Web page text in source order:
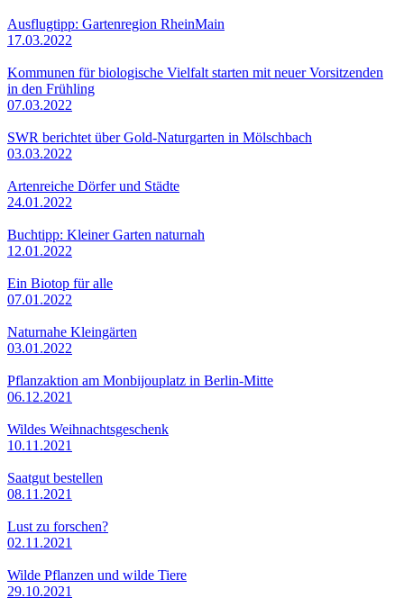
Ausflugtipp: Gartenregion RheinMain
17.03.2022
Kommunen für biologische Vielfalt starten mit neuer Vorsitzenden
in den Frühling
07.03.2022
SWR berichtet über Gold-Naturgarten in Mölschbach
03.03.2022
Artenreiche Dörfer und Städte
24.01.2022
Buchtipp: Kleiner Garten naturnah
12.01.2022
Ein Biotop für alle
07.01.2022
Naturnahe Kleingärten
03.01.2022
Pflanzaktion am Monbijouplatz in Berlin-Mitte
06.12.2021
Wildes Weihnachtsgeschenk
10.11.2021
Saatgut bestellen
08.11.2021
Lust zu forschen?
02.11.2021
Wilde Pflanzen und wilde Tiere
29.10.2021